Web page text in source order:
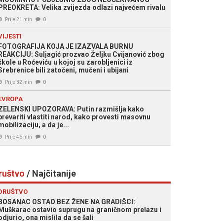
Velika zvijezda odlazi najvećem rivalu
Prije 21 min 0
KOJA JE IZAZVALA BURNU
Suljagić prozvao Željku Cvijanović zbog
u Roćeviću u kojoj su zarobljenici iz
bili zatočeni, mučeni i ubijani
Prije 32 min 0
UPOZORAVA: Putin razmišlja kako
vlastiti narod, kako provesti masovnu
a da je...
Prije 46 min 0
/ Najčitanije
OSTAO BEZ ŽENE NA GRADIŠCI:
ostavio suprugu na graničnom prelazu i
ona mislila da se šali